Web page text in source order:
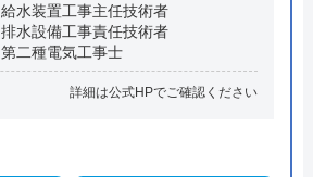
給水装置工事主任技術者
排水設備工事責任技術者
第二種電気工事士
詳細は公式HPでご確認ください